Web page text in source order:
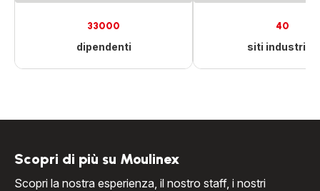
33000
dipendenti
40
siti industriali
Scopri di più su Moulinex
Scopri la nostra esperienza, il nostro staff, i nostri